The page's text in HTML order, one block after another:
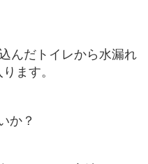
んだトイレから水漏れ
ます。
か？